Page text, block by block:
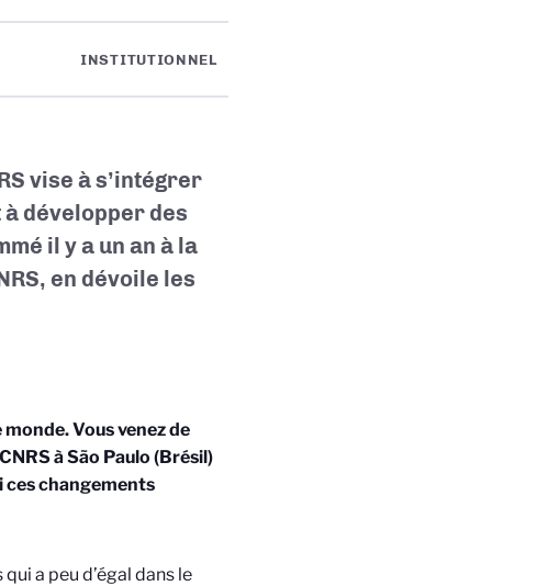
INSTITUTIONNEL
vise à s’intégrer
développer des
il y a un an à la
en dévoile les
Vous venez de
à São Paulo (Brésil)
ces changements
a peu d’égal dans le